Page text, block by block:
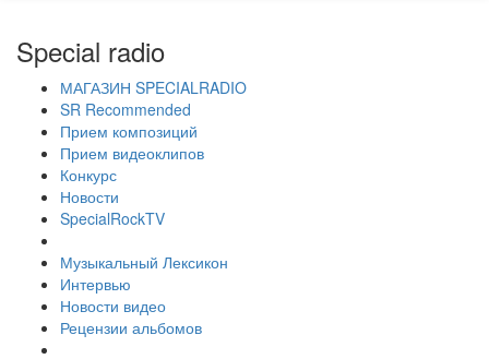
Special radio
МАГАЗИН SPECIALRADIO
SR Recommended
Прием композиций
Прием видеоклипов
Конкурс
Новости
SpecialRockTV
Музыкальный Лексикон
Интервью
Новости видео
Рецензии альбомов